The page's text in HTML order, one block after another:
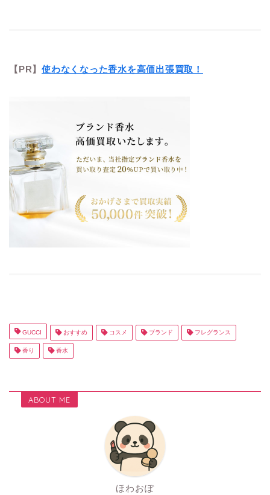
【PR】使わなくなった香水を高価出張買取！
GUCCI おすすめ コスメ ブランド フレグランス
香り 香水
ABOUT ME
ほわおぽ